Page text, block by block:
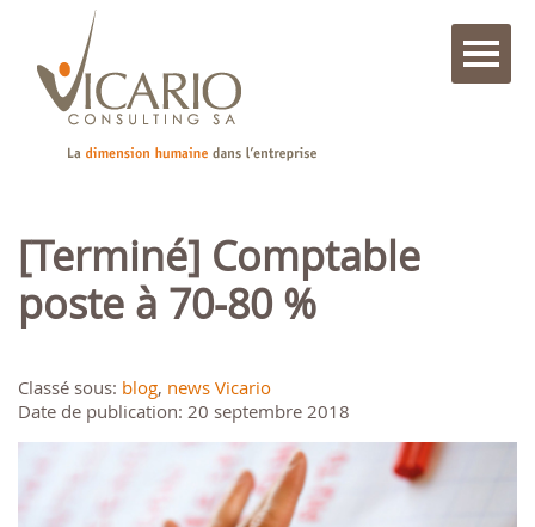
[Terminé] Comptable
poste à 70-80 %
Classé sous: blog, news Vicario
Date de publication: 20 septembre 2018